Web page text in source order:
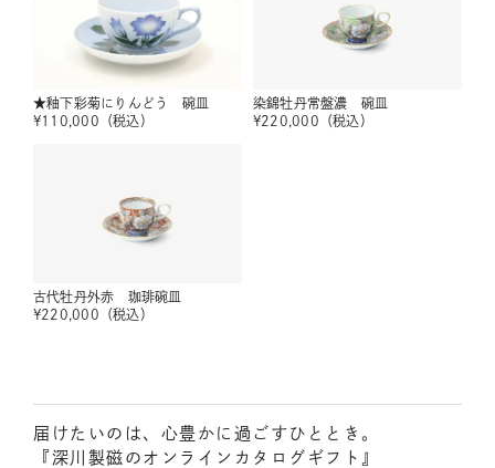
★釉下彩菊にりんどう 碗皿
¥110,000 （税込）
染錦牡丹常盤濃 碗皿
¥220,000 （税込）
古代牡丹外赤 珈琲碗皿
¥220,000 （税込）
届けたいのは、心豊かに過ごすひととき。
『深川製磁のオンラインカタログギフト』